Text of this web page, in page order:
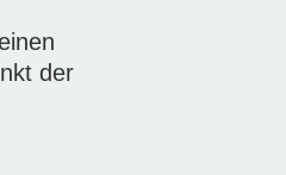
der